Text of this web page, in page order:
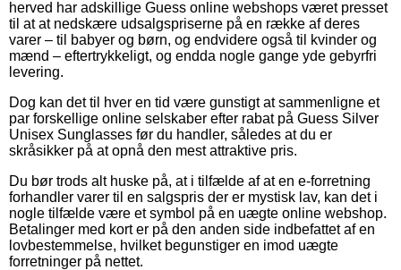
herved har adskillige Guess online webshops været presset
til at at nedskære udsalgspriserne på en række af deres
varer – til babyer og børn, og endvidere også til kvinder og
mænd – eftertrykkeligt, og endda nogle gange yde gebyrfri
levering.
Dog kan det til hver en tid være gunstigt at sammenligne et
par forskellige online selskaber efter rabat på Guess Silver
Unisex Sunglasses før du handler, således at du er
skråsikker på at opnå den mest attraktive pris.
Du bør trods alt huske på, at i tilfælde af at en e-forretning
forhandler varer til en salgspris der er mystisk lav, kan det i
nogle tilfælde være et symbol på en uægte online webshop.
Betalinger med kort er på den anden side indbefattet af en
lovbestemmelse, hvilket begunstiger en imod uægte
forretninger på nettet.